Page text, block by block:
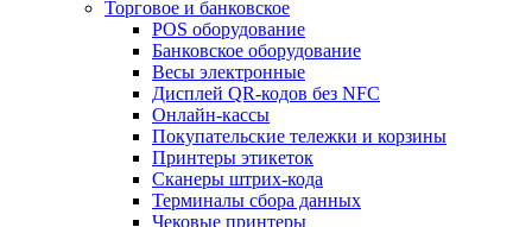
Торговое и банковское
POS оборудование
Банковское оборудование
Весы электронные
Дисплей QR-кодов без NFC
Онлайн-кассы
Покупательские тележки и корзины
Принтеры этикеток
Сканеры штрих-кода
Терминалы сбора данных
Чековые принтеры